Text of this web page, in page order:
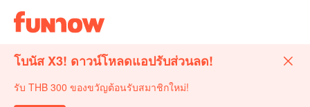
โบนัส X3! ดาวน์โหลดแอปรับส่วนลด!
รับ THB 300 ของขวัญต้อนรับสมาชิกใหม่!